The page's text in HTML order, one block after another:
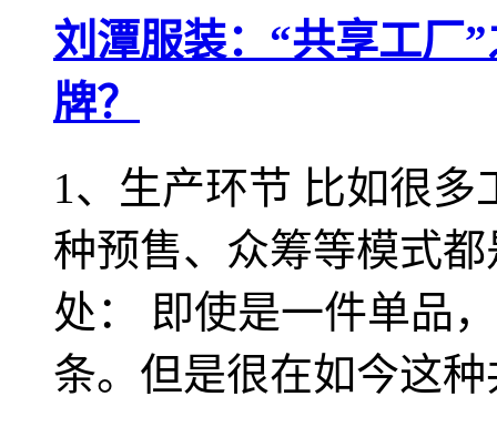
刘潭服装：“共享工厂
牌？
1、生产环节 比如很
种预售、众筹等模式
处： 即使是一件单品
条。但是很在如今这